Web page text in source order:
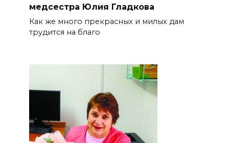
медсестра Юлия Гладкова
Как же много прекрасных и милых дам
трудится на благо